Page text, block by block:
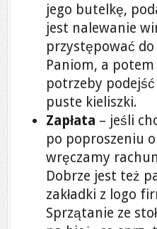
jego butelkę,
jest nalewanie
przystępować
Paniom, a
potrzeby
puste kieliszki.
Zapłata – jeśli
po poproszeniu
wręczamy
Dobrze jest też
zakładki z logo
Sprzątanie ze